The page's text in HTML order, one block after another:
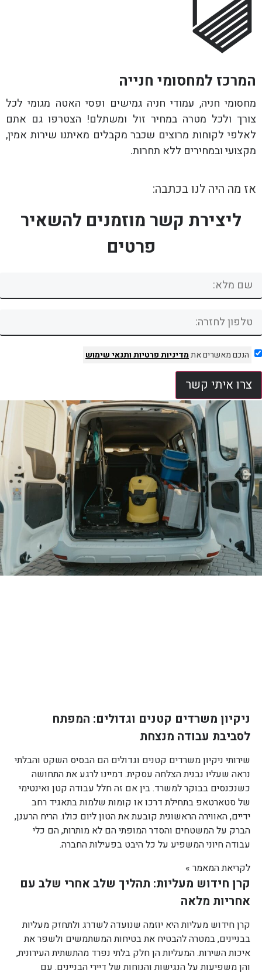
המרכז למחסומי חנייה
מחסומי חניה, עמודי חניה גמישים ופסי האטה מגומי לכל
צורך ולכל מטרה במחיר זול ומשתלם! הצטרפו גם אתם
לאלפי לקוחות מרוצים שכבר מקבלים מאיתנו שירות אמין,
מקצועי ובמחירים ללא תחרות.
אז מה היה לנו בכתבה:
ליצירת קשר מוזמנים להשאיר
פרטים
הנכם מאשרים אתמדיניות פרטיותותנאי שימוש
צרו איתי קשר
ניקיון משרדים קטנים וגדולים: המפתח
לסביבת עבודה מנצחת
שירותי ניקיון משרדים קטנים וגדולים הם הבסיס השקט והבלתי
נראה שעליו נבנית הצלחה עסקית. דמיינו לרגע את התחושה
כשנכנסים בבוקר למשרד. בין אם זה חלל עבודה קטן ואינטימי
של סטארטאפ בתחילת דרכו או קומות שלמות בתאגיד רחב
ידיים, האווירה הראשונית קובעת את הטון ליום כולו. הריח הרענן,
הברק על המשטחים והסדר המופתי הם לא מותרות, הם כלי
עבודה חיוני המשפיע על כל היבט בפעילות החברה.
לקריאת המאמר »
קרן חידוש מעליות: תהליך שלב אחרי שלב עם
אחריות מלאה
קרן חידוש מעליות היא יוזמה שנועדה לשדרג ולתחזק מעליות
בבניינים, במטרה להבטיח את בטיחות המשתמשים ולשפר את
איכות השירות. המעליות הן חלק בלתי נפרד מהתשתית העירונית,
והן משפיעות על הנגישות והנוחות של דיירי הבניינים. עם